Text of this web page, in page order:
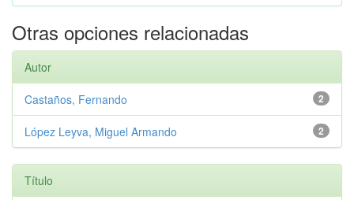
Otras opciones relacionadas
Autor
2
Castaños, Fernando
2
López Leyva, Miguel Armando
Título